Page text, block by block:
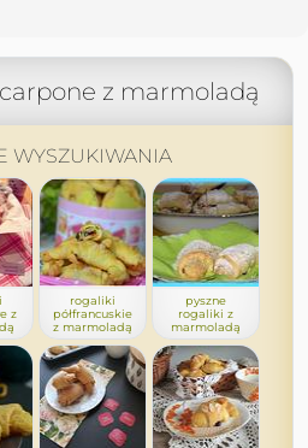
z marmoladą
WYSZUKIWANIA
z
rogaliki
półfrancuskie
z marmoladą
pyszne
rogaliki z
marmoladą